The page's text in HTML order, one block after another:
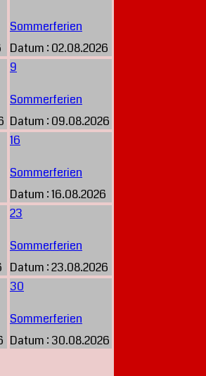
Sommerferien
Datum : 02.08.2026
9
Sommerferien
Datum : 09.08.2026
16
Sommerferien
Datum :16.08.2026
23
Sommerferien
Datum :23.08.2026
30
Sommerferien
Datum : 30.08.2026